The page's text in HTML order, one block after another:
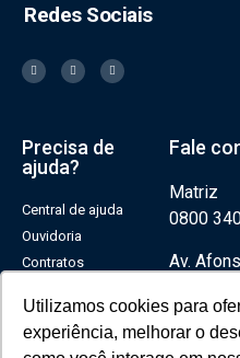
Utilizamos cookies para
experiência, melhorar o
Redes Sociais
Precisa de
ajuda?
Central de ajuda
Ouvidoria
Contratos
Política de Privacidade
Taxa de Acionamento
Fale
Matriz
0800
Av.
Bairro: